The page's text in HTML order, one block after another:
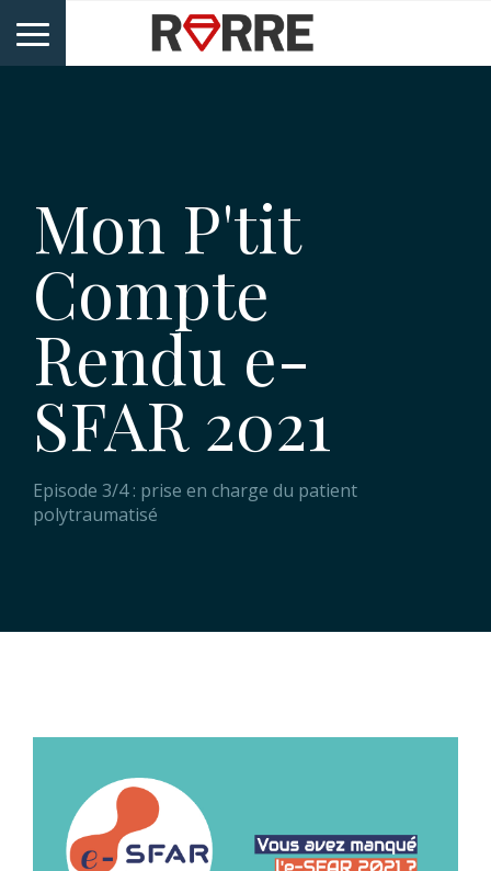
Mon P'tit
Compte
Rendu e-
SFAR 2021
Episode 3/4 : prise en charge du patient
polytraumatisé